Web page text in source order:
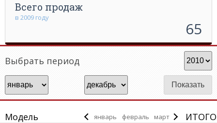
Всего продаж
в 2009 году
65
Выбрать период
Модель январь февраль март ИТОГО